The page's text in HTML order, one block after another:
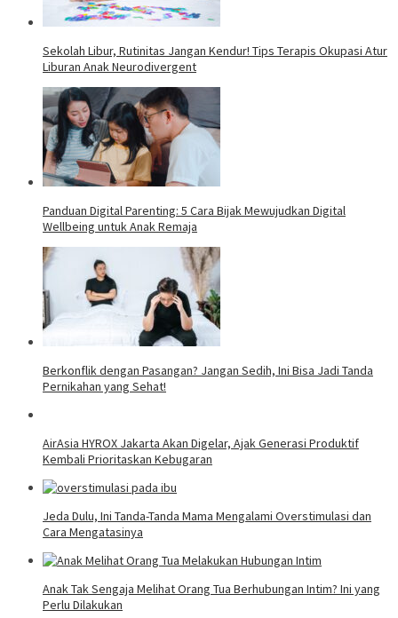
Sekolah Libur, Rutinitas Jangan Kendur! Tips Terapis Okupasi Atur
Liburan Anak Neurodivergent
Panduan Digital Parenting: 5 Cara Bijak Mewujudkan Digital
Wellbeing untuk Anak Remaja
Berkonflik dengan Pasangan? Jangan Sedih, Ini Bisa Jadi Tanda
Pernikahan yang Sehat!
AirAsia HYROX Jakarta Akan Digelar, Ajak Generasi Produktif
Kembali Prioritaskan Kebugaran
Jeda Dulu, Ini Tanda-Tanda Mama Mengalami Overstimulasi dan
Cara Mengatasinya
Anak Tak Sengaja Melihat Orang Tua Berhubungan Intim? Ini yang
Perlu Dilakukan